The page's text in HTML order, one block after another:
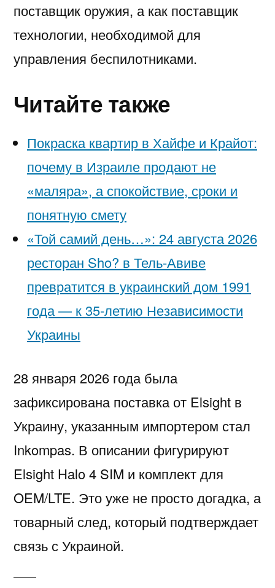
поставщик оружия, а как поставщик
технологии, необходимой для
управления беспилотниками.
Читайте также
Покраска квартир в Хайфе и Крайот:
почему в Израиле продают не
«маляра», а спокойствие, сроки и
понятную смету
«Той самий день…»: 24 августа 2026
ресторан Sho? в Тель-Авиве
превратится в украинский дом 1991
года — к 35-летию Независимости
Украины
28 января 2026 года была
зафиксирована поставка от Elsight в
Украину, указанным импортером стал
Inkompas. В описании фигурируют
Elsight Halo 4 SIM и комплект для
OEM/LTE. Это уже не просто догадка, а
товарный след, который подтверждает
связь с Украиной.